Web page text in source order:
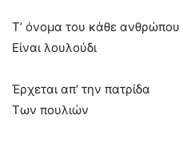
Τ’ όνομα του κάθε ανθρώπου
Είναι λουλούδι
Έρχεται απ’ την πατρίδα
Των πουλιών